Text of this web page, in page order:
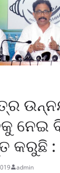
ନେଇ
କରୁଛି
admin